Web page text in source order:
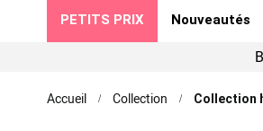
PETITS PRIX Nouveautés
Accueil Collection Collection